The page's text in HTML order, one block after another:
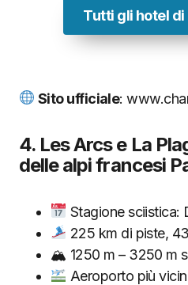
Tutti gli hotel
Sito ufficiale:
4. Les Arcs e La
delle alpi francesi
Stagione sciistica:
225 km di piste,
🏔 1250 m – 3250 m
Aeroporto più